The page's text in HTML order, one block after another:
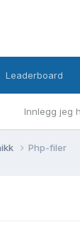
Innlegg jeg
Leaderboard
Php-filer